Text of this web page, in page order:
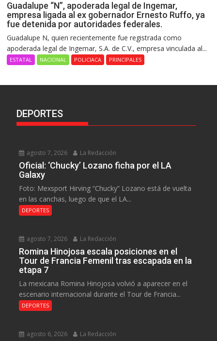
Guadalupe “N”, apoderada legal de Ingemar,
empresa ligada al ex gobernador Ernesto Ruffo, ya
fue detenida por autoridades federales.
Guadalupe N, quien recientemente fue registrada como
apoderada legal de Ingemar, S.A. de C.V., empresa vinculada al...
ESTATAL NACIONAL POLICIACA PRINCIPALES
DEPORTES
agosto 7, 2026 La Redacción
Oficial: ‘Chucky’ Lozano ficha por el LA
Galaxy
Foto: Mexsport Hirving “Chucky” Lozano está de vuelta
en las canchas, luego de que el LA...
DEPORTES
agosto 7, 2026 La Redacción
Romina Hinojosa escala posiciones en el
Tour de Francia Femenil tras escapada en la
etapa 7
La mexicana Romina Hinojosa volvió a aparecer en el
escenario internacional durante el Tour de Francia...
DEPORTES
agosto 6, 2026 La Redacción